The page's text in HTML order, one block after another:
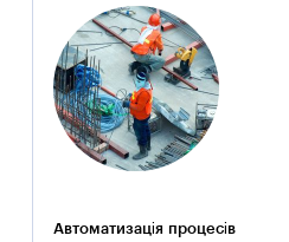
Автоматизація процесів